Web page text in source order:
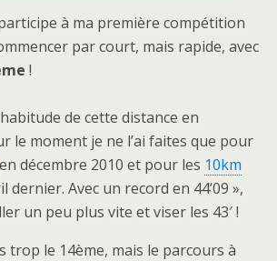
à ma première compétition
par court, mais rapide, avec
!
de cette distance en
le moment je ne l’ai faites que pour
en décembre 2010 et pour les 10km
dernier. Avec un record en 44’09 »,
un peu plus vite et viser les 43′ !
trop le 14ème, mais le parcours à